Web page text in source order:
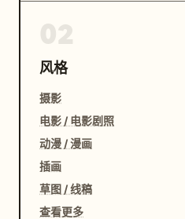
风格
摄影
电影 / 电影剧照
动漫 / 漫画
插画
草图 / 线稿
查看更多